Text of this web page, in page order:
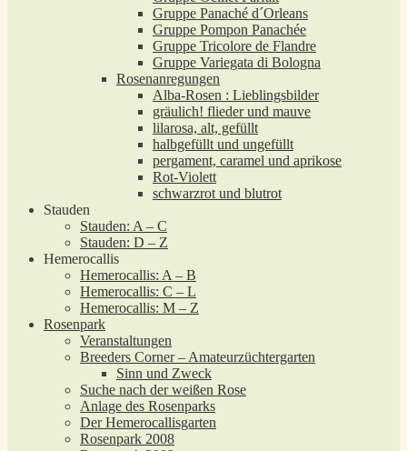
Gruppe Panaché d´Orleans
Gruppe Pompon Panachée
Gruppe Tricolore de Flandre
Gruppe Variegata di Bologna
Rosenanregungen
Alba-Rosen : Lieblingsbilder
gräulich! flieder und mauve
lilarosa, alt, gefüllt
halbgefüllt und ungefüllt
pergament, caramel und aprikose
Rot-Violett
schwarzrot und blutrot
Stauden
Stauden: A – C
Stauden: D – Z
Hemerocallis
Hemerocallis: A – B
Hemerocallis: C – L
Hemerocallis: M – Z
Rosenpark
Veranstaltungen
Breeders Corner – Amateurzüchtergarten
Sinn und Zweck
Suche nach der weißen Rose
Anlage des Rosenparks
Der Hemerocallisgarten
Rosenpark 2008